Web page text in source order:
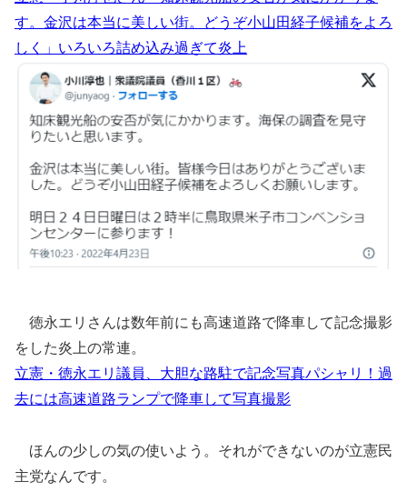
す。金沢は本当に美しい街。どうぞ小山田経子候補をよろ
しく」いろいろ詰め込み過ぎて炎上
徳永エリさんは数年前にも高速道路で降車して記念撮影
をした炎上の常連。
立憲・徳永エリ議員、大胆な路駐で記念写真パシャリ！過
去には高速道路ランプで降車して写真撮影
ほんの少しの気の使いよう。それができないのが立憲民
主党なんです。